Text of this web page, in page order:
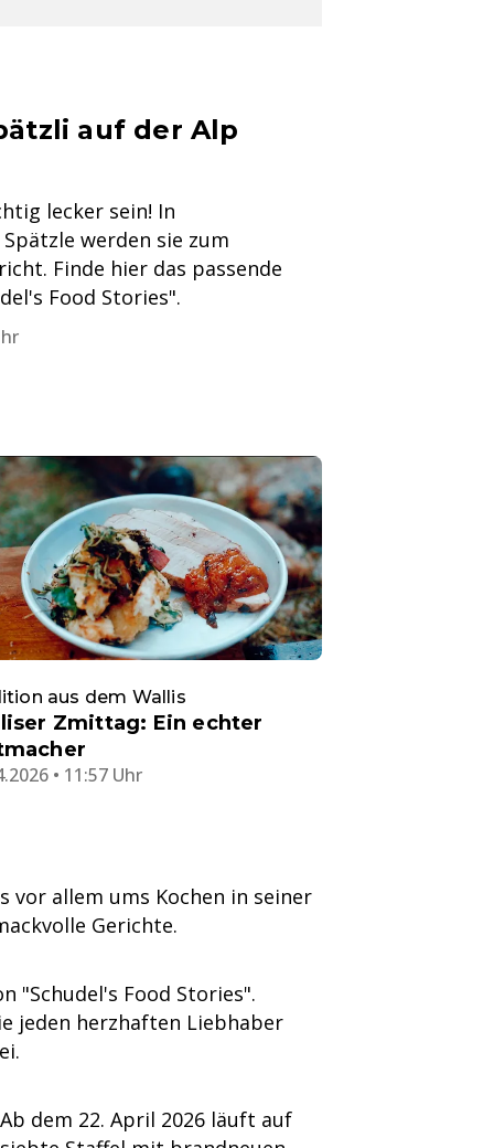
auf der Alp
lecker sein! In
werden sie zum
Finde hier das passende
Food Stories".
aus dem Wallis
Zmittag: Ein echter
• 11:57 Uhr
vor allem ums Kochen in seiner
Gerichte.
"Schudel's Food Stories".
jeden herzhaften Liebhaber
dem 22. April 2026 läuft auf